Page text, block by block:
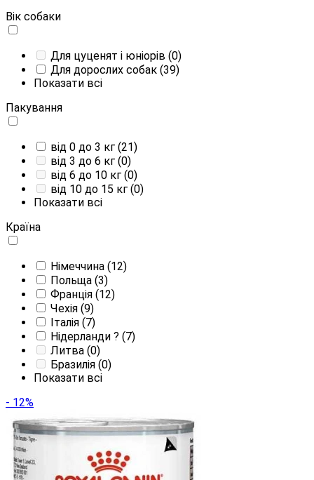
Вік собаки
Для цуценят і юніорів (0)
Для дорослих собак (39)
Показати всі
Пакування
від 0 до 3 кг (21)
від 3 до 6 кг (0)
від 6 до 10 кг (0)
від 10 до 15 кг (0)
Показати всі
Країна
Німеччина (12)
Польща (3)
Франція (12)
Чехія (9)
Італія (7)
Нідерланди ? (7)
Литва (0)
Бразилія (0)
Показати всі
- 12%